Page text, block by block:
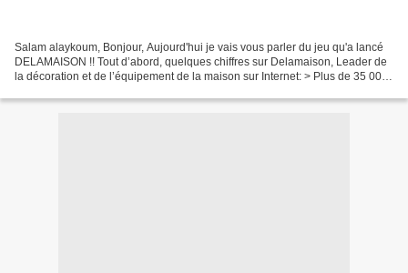
Salam alaykoum, Bonjour, Aujourd'hui je vais vous parler du jeu qu'a lancé
DELAMAISON !! Tout d’abord, quelques chiffres sur Delamaison, Leader de
la décoration et de l’équipement de la maison sur Internet: > Plus de 35 000